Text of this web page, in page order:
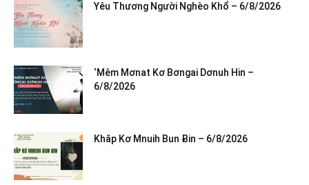
Yêu Thương Người Nghèo Khổ – 6/8/2026
‘Mêm Mơnat Kơ Bơngai Dơnuh Hin –
6/8/2026
Khăp Kơ Mnuih Bun Ƀin – 6/8/2026